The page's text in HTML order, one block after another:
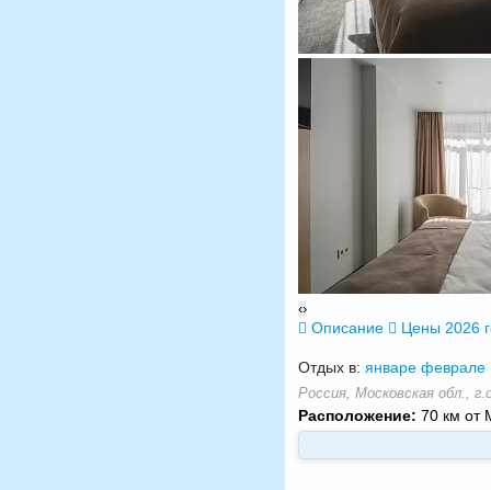
‹›
Описание Цены 2026
Отдых в: январе феврале
Россия, Московская обл.,
Расположение: 70 км от